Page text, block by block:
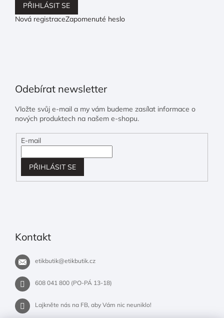
PŘIHLÁSIT SE
Nová registraceZapomenuté heslo
Odebírat newsletter
Vložte svůj e-mail a my vám budeme zasílat informace o
nových produktech na našem e-shopu.
E-mail
PŘIHLÁSIT SE
Kontakt
etikbutik@etikbutik.cz
608 041 800 (PO-PÁ 13-18)
Lajkněte nás na FB, aby Vám nic neuniklo!